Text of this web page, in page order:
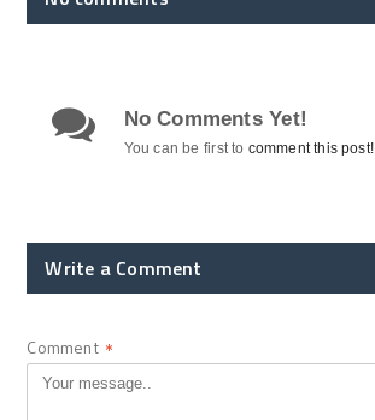
No Comments Yet!
You can be first to comment this post!
Write a Comment
Comment *